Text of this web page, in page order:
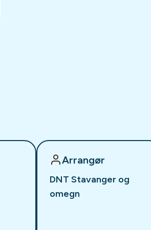
Arrangør
DNT Stavanger og
omegn